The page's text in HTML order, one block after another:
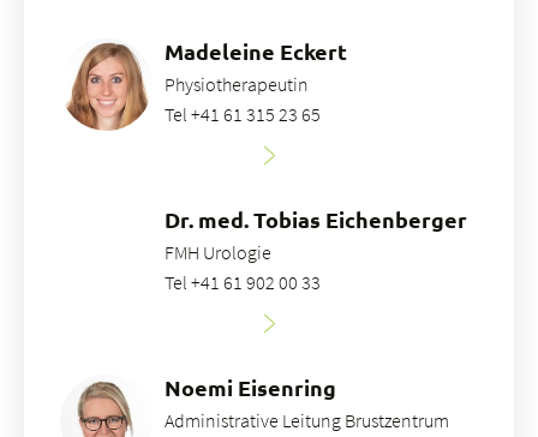
Madeleine Eckert
Physiotherapeutin
Tel +41 61 315 23 65
Dr. med. Tobias Eichenberger
FMH Urologie
Tel +41 61 902 00 33
Noemi Eisenring
Administrative Leitung Brustzentrum